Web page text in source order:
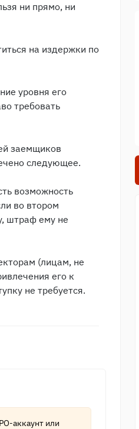
ни прямо, ни
на издержки по
уровня его
требовать
заемщиков
следующее.
возможность
во втором
штраф ему не
(лицам, не
его к
не требуется.
аккаунт или